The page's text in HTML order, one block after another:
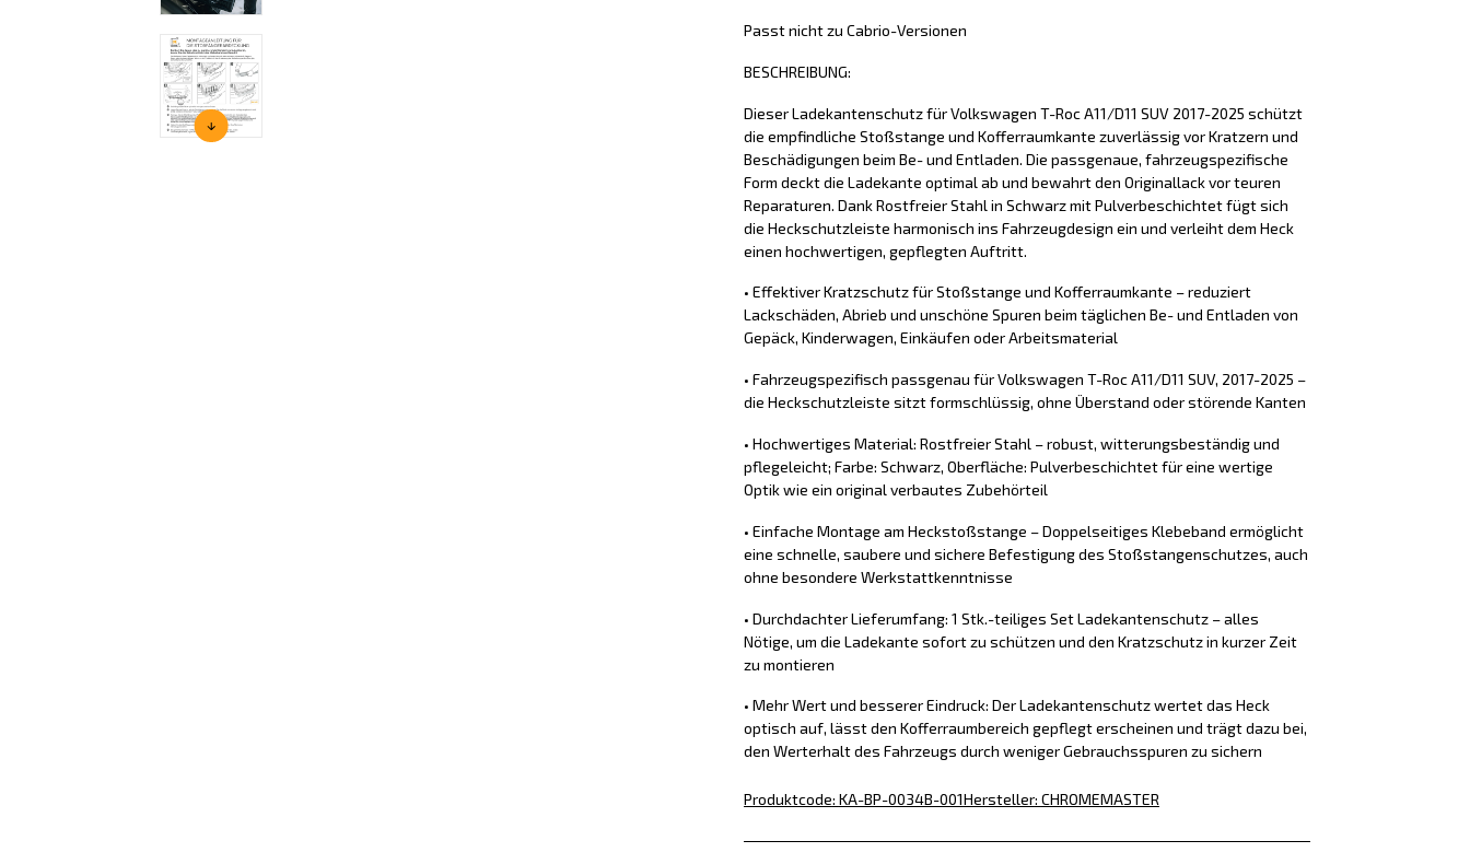
Passt nicht zu Cabrio-Versionen
BESCHREIBUNG:
Dieser Ladekantenschutz für Volkswagen T-Roc A11/D11 SUV 2017-2025 schützt
die empfindliche Stoßstange und Kofferraumkante zuverlässig vor Kratzern und
Beschädigungen beim Be- und Entladen. Die passgenaue, fahrzeugspezifische
Form deckt die Ladekante optimal ab und bewahrt den Originallack vor teuren
Reparaturen. Dank Rostfreier Stahl in Schwarz mit Pulverbeschichtet fügt sich
die Heckschutzleiste harmonisch ins Fahrzeugdesign ein und verleiht dem Heck
einen hochwertigen, gepflegten Auftritt.
• Effektiver Kratzschutz für Stoßstange und Kofferraumkante – reduziert
Lackschäden, Abrieb und unschöne Spuren beim täglichen Be- und Entladen von
Gepäck, Kinderwagen, Einkäufen oder Arbeitsmaterial
• Fahrzeugspezifisch passgenau für Volkswagen T-Roc A11/D11 SUV, 2017-2025 –
die Heckschutzleiste sitzt formschlüssig, ohne Überstand oder störende Kanten
• Hochwertiges Material: Rostfreier Stahl – robust, witterungsbeständig und
pflegeleicht; Farbe: Schwarz, Oberfläche: Pulverbeschichtet für eine wertige
Optik wie ein original verbautes Zubehörteil
• Einfache Montage am Heckstoßstange – Doppelseitiges Klebeband ermöglicht
eine schnelle, saubere und sichere Befestigung des Stoßstangenschutzes, auch
ohne besondere Werkstattkenntnisse
• Durchdachter Lieferumfang: 1 Stk.-teiliges Set Ladekantenschutz – alles
Nötige, um die Ladekante sofort zu schützen und den Kratzschutz in kurzer Zeit
zu montieren
• Mehr Wert und besserer Eindruck: Der Ladekantenschutz wertet das Heck
optisch auf, lässt den Kofferraumbereich gepflegt erscheinen und trägt dazu bei,
den Werterhalt des Fahrzeugs durch weniger Gebrauchsspuren zu sichern
Produktcode: KA-BP-0034B-001Hersteller: CHROMEMASTER